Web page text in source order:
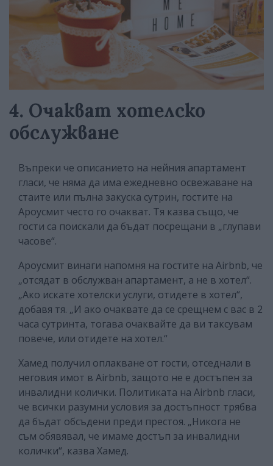
4. Очакват хотелско
обслужване
Въпреки че описанието на нейния апартамент
гласи, че няма да има ежедневно освежаване на
стаите или пълна закуска сутрин, гостите на
Ароусмит често го очакват. Тя казва също, че
гости са поискали да бъдат посрещани в „глупави
часове“.
Ароусмит винаги напомня на гостите на Airbnb, че
„отсядат в обслужван апартамент, а не в хотел“.
„Ако искате хотелски услуги, отидете в хотел“,
добавя тя. „И ако очаквате да се срещнем с вас в 2
часа сутринта, тогава очаквайте да ви таксувам
повече, или отидете на хотел.“
Хамед получил оплакване от гости, отседнали в
неговия имот в Airbnb, защото не е достъпен за
инвалидни колички. Политиката на Airbnb гласи,
че всички разумни условия за достъпност трябва
да бъдат обсъдени преди престоя. „Никога не
съм обявявал, че имаме достъп за инвалидни
колички“, казва Хамед.